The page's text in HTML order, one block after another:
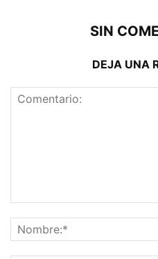
SIN
DEJA UNA